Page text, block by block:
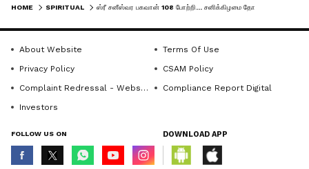
முருகன் 108 போற்றி பாடல் வரிகள்..
HOME SPIRITUAL
About Website
Terms Of Use
Privacy Policy
CSAM Policy
Complaint Redressal - Website
Compliance Report Digital
Investors
FOLLOW US ON DOWNLOAD APP